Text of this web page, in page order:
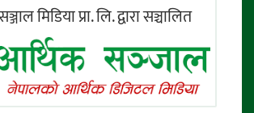
मिडिया प्रा. लि. द्वारा सञ्चालित